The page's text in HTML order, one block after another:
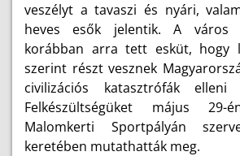
veszélyt a tavaszi és nyári,
heves esők jelentik. A város
korábban arra tett esküt, hogy
szerint részt vesznek
civilizációs katasztrófák elleni
Felkészültségüket május
Malomkerti Sportpályán
keretében mutathatták meg.